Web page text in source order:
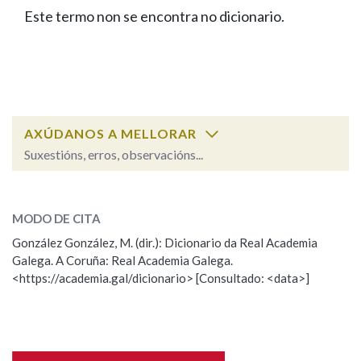
FIGURAS HOMENAXEADAS
PORTAL DAS PALABRAS
Facebook
TwitterYoutubeInstagram
Bluesky
BUSCAR NOS LEMAS
Remata por
BUSCAR NO CONTIDO
Nas definicións
Este termo non se encontra no dicionario.
AXÚDANOS A MELLORAR
Suxestións, erros, observacións...
Observación
Nome
MODO DE CITA
González González, M. (dir.): Dicionario da Real Academia
Galega. A Coruña: Real Academia Galega.
<https://academia.gal/dicionario> [Consultado: <data>]